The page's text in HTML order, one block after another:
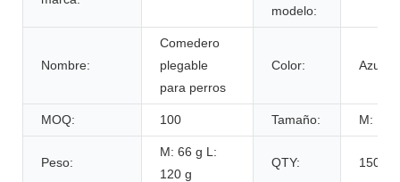
modelo:
Nombre:
Comedero
plegable
para perros
Color: Azul/
MOQ: 100 Tamaño: M:
Peso:
M: 66 g L:
120 g
QTY: 150